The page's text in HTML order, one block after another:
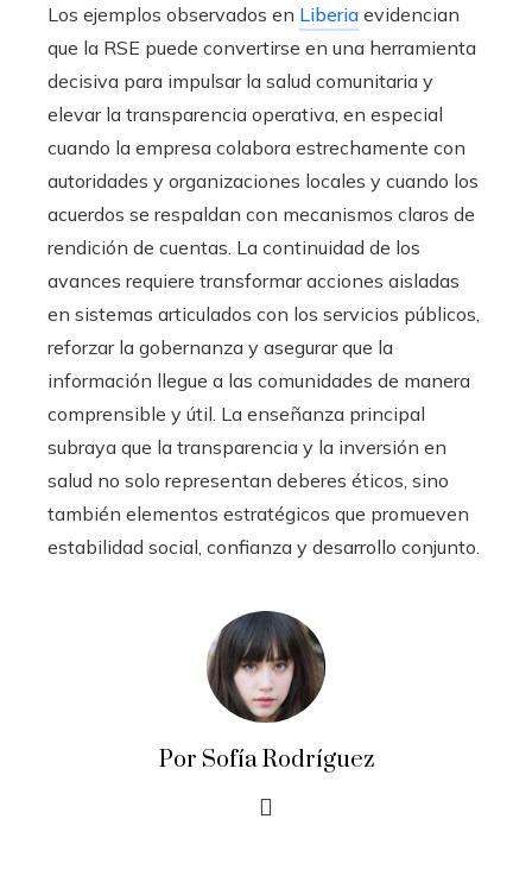
Los ejemplos observados en Liberia evidencian
que la RSE puede convertirse en una herramienta
decisiva para impulsar la salud comunitaria y
elevar la transparencia operativa, en especial
cuando la empresa colabora estrechamente con
autoridades y organizaciones locales y cuando los
acuerdos se respaldan con mecanismos claros de
rendición de cuentas. La continuidad de los
avances requiere transformar acciones aisladas
en sistemas articulados con los servicios públicos,
reforzar la gobernanza y asegurar que la
información llegue a las comunidades de manera
comprensible y útil. La enseñanza principal
subraya que la transparencia y la inversión en
salud no solo representan deberes éticos, sino
también elementos estratégicos que promueven
estabilidad social, confianza y desarrollo conjunto.
Por Sofía Rodríguez